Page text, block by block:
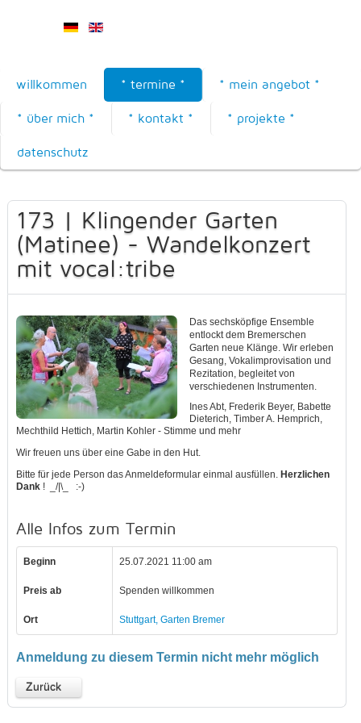
willkommen * termine * * mein angebot *
* über mich * * kontakt * * projekte *
datenschutz
173 | Klingender Garten
(Matinee) - Wandelkonzert
mit vocal:tribe
Das sechsköpfige Ensemble
entlockt dem Bremerschen
Garten neue Klänge. Wir erleben
Gesang, Vokalimprovisation und
Rezitation, begleitet von
verschiedenen Instrumenten.
Ines Abt, Frederik Beyer, Babette
Dieterich, Timber A. Hemprich,
Mechthild Hettich, Martin Kohler - Stimme und mehr
Wir freuen uns über eine Gabe in den Hut.
Bitte für jede Person das Anmeldeformular einmal ausfüllen. Herzlichen
Dank! _/|\_ :-)
Alle Infos zum Termin
Beginn 25.07.2021 11:00 am
Preis ab Spenden willkommen
Ort Stuttgart, Garten Bremer
Anmeldung zu diesem Termin nicht mehr möglich
Zurück